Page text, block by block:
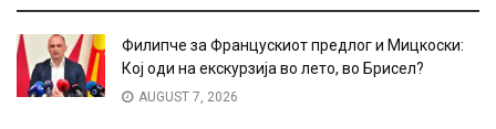
Филипче за Францускиот предлог и Мицкоски:
Кој оди на екскурзија во лето, во Брисел?
AUGUST 7, 2026